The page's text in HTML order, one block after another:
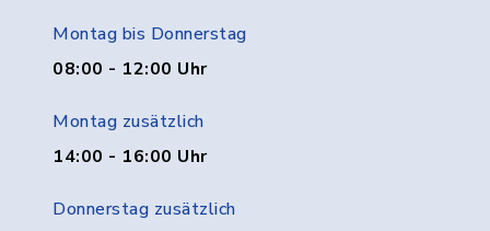
Montag bis Donnerstag
08:00 - 12:00 Uhr
Montag zusätzlich
14:00 - 16:00 Uhr
Donnerstag zusätzlich